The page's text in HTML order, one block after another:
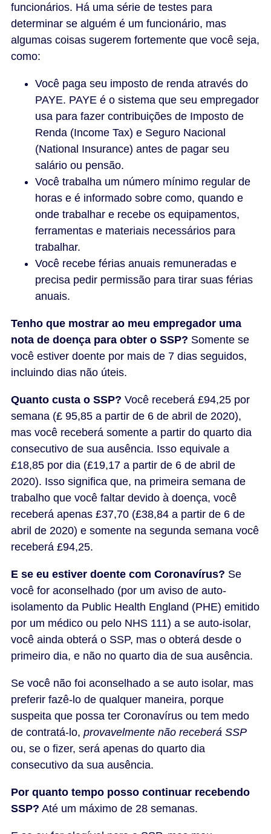
funcionários. Há uma série de testes para
determinar se alguém é um funcionário, mas
algumas coisas sugerem fortemente que você seja,
como:
Você paga seu imposto de renda através do
PAYE. PAYE é o sistema que seu empregador
usa para fazer contribuições de Imposto de
Renda (Income Tax) e Seguro Nacional
(National Insurance) antes de pagar seu
salário ou pensão.
Você trabalha um número mínimo regular de
horas e é informado sobre como, quando e
onde trabalhar e recebe os equipamentos,
ferramentas e materiais necessários para
trabalhar.
Você recebe férias anuais remuneradas e
precisa pedir permissão para tirar suas férias
anuais.
Tenho que mostrar ao meu empregador uma
nota de doença para obter o SSP? Somente se
você estiver doente por mais de 7 dias seguidos,
incluindo dias não úteis.
Quanto custa o SSP? Você receberá £94,25 por
semana (£ 95,85 a partir de 6 de abril de 2020),
mas você receberá somente a partir do quarto dia
consecutivo de sua ausência. Isso equivale a
£18,85 por dia (£19,17 a partir de 6 de abril de
2020). Isso significa que, na primeira semana de
trabalho que você faltar devido à doença, você
receberá apenas £37,70 (£38,84 a partir de 6 de
abril de 2020) e somente na segunda semana você
receberá £94,25.
E se eu estiver doente com Coronavírus? Se
você for aconselhado (por um aviso de auto-
isolamento da Public Health England (PHE) emitido
por um médico ou pelo NHS 111) a se auto-isolar,
você ainda obterá o SSP, mas o obterá desde o
primeiro dia, e não no quarto dia de sua ausência.
Se você não foi aconselhado a se auto isolar, mas
preferir fazê-lo de qualquer maneira, porque
suspeita que possa ter Coronavírus ou tem medo
de contratá-lo, provavelmente não receberá SSP
ou, se o fizer, será apenas do quarto dia
consecutivo da sua ausência.
Por quanto tempo posso continuar recebendo
SSP? Até um máximo de 28 semanas.